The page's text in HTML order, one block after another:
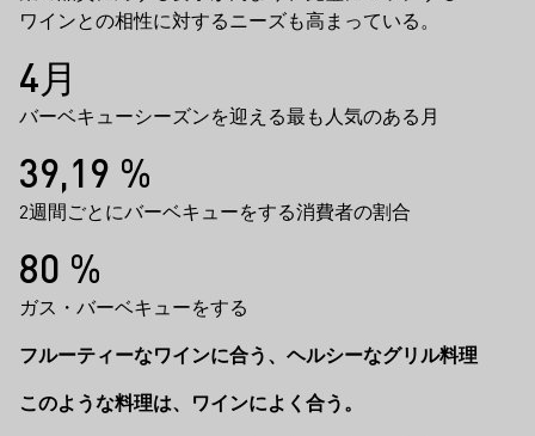
ワインとの相性に対するニーズも高まっている。
事実
4月
バーベキューシーズンを迎える最も人気のある月
39,19 %
2週間ごとにバーベキューをする消費者の割合
80 %
ガス・バーベキューをする
フルーティーなワインに合う、ヘルシーなグリル料理
このような料理は、ワインによく合う。